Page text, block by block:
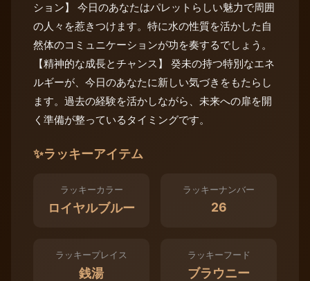
ション】 今日のあなたはパレットらしい魅力で周囲
の人々を惹きつけます。特に水の性質を活かした自
然体のコミュニケーションが功を奏するでしょう。
【精神的な成長とチャンス】 癸未の持つ特別なエネ
ルギーが、今日のあなたに新しい気づきをもたらし
ます。過去の経験を活かしながら、未来への扉を開
く準備が整っているタイミングです。
✨ラッキーアイテム
ラッキーカラー
ロイヤルブルー
ラッキーナンバー
26
ラッキープレイス
銭湯
ラッキーフード
ブラウニー